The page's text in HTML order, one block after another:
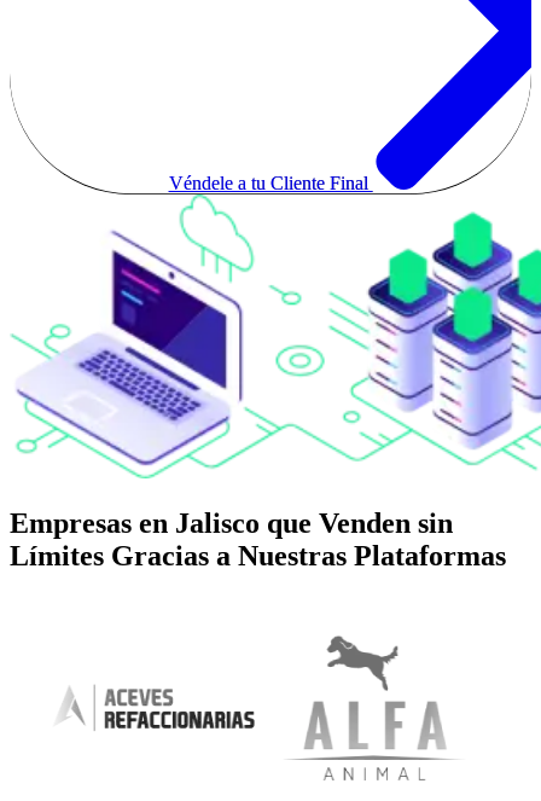
Véndele a tu Cliente Final
Empresas en Jalisco que Venden sin
Límites Gracias a Nuestras Plataformas